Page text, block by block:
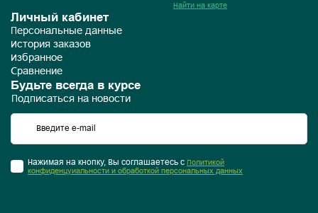
Найти на карте
Личный кабинет
Персональные данные
История заказов
Избранное
Сравнение
Будьте всегда в курсе
Подписаться на новости
Нажимая на кнопку, Вы соглашаетесь с Политикой
конфиденцуиальности и обработкой персональных данных